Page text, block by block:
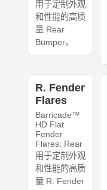
用于定制外观
和性能的高质
量 Rear
Bumper。
R. Fender
Flares
Barricade™
HD Flat
Fender
Flares; Rear
用于定制外观
和性能的高质
量 R. Fender